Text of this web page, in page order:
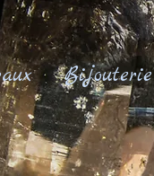
Bijouterie